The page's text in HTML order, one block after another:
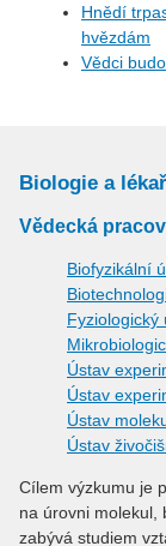
Hnědí
hvězdám
Vědci
Biologie a
Vědecká
Biofyzikální
Fyziologický
Ústav
Ústav
Ústav
Ústav
Cílem výzkumu je
na úrovni molekul,
zabývá studiem